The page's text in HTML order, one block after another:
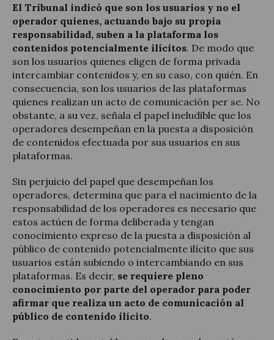
El Tribunal indicó que son los usuarios y no el
operador quienes, actuando bajo su propia
responsabilidad, suben a la plataforma los
contenidos potencialmente ilícitos. De modo que
son los usuarios quienes eligen de forma privada
intercambiar contenidos y, en su caso, con quién. En
consecuencia, son los usuarios de las plataformas
quienes realizan un acto de comunicación per se. No
obstante, a su vez, señala el papel ineludible que los
operadores desempeñan en la puesta a disposición
de contenidos efectuada por sus usuarios en sus
plataformas.
Sin perjuicio del papel que desempeñan los
operadores, determina que para el nacimiento de la
responsabilidad de los operadores es necesario que
estos actúen de forma deliberada y tengan
conocimiento expreso de la puesta a disposición al
público de contenido potencialmente ilícito que sus
usuarios están subiendo o intercambiando en sus
plataformas. Es decir, se requiere pleno
conocimiento por parte del operador para poder
afirmar que realiza un acto de comunicación al
público de contenido ilícito.